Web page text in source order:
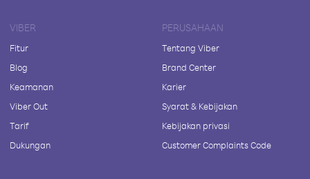
VIBER
Fitur
Blog
Keamanan
Viber Out
Tarif
Dukungan
PERUSAHAAN
Tentang Viber
Brand Center
Karier
Syarat & Kebijakan
Kebijakan privasi
Customer Complaints Code